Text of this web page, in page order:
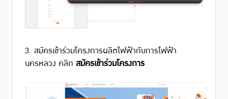
3. สมัครเข้าร่วมโครงการผลิตไฟฟ้ากับการไฟฟ้า
นครหลวง คลิก สมัครเข้าร่วมโครงการ